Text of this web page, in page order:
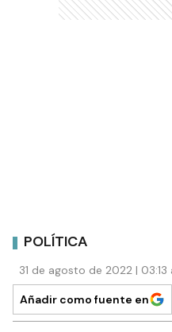
POLÍTICA
31 de agosto de 2022 |
Añadir como fuente en